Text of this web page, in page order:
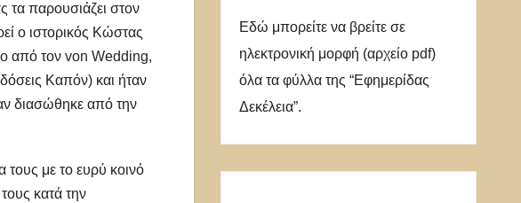
τα παρουσιάζει στον
ο ιστορικός Κώστας
από τον von Wedding,
Καπόν) και ήταν
διασώθηκε από την
τους με το ευρύ κοινό
κατά την
Εδώ μπορείτε να βρείτε σε
ηλεκτρονική μορφή (αρχείο pdf)
όλα τα φύλλα της “Εφημερίδας
Δεκέλεια”.